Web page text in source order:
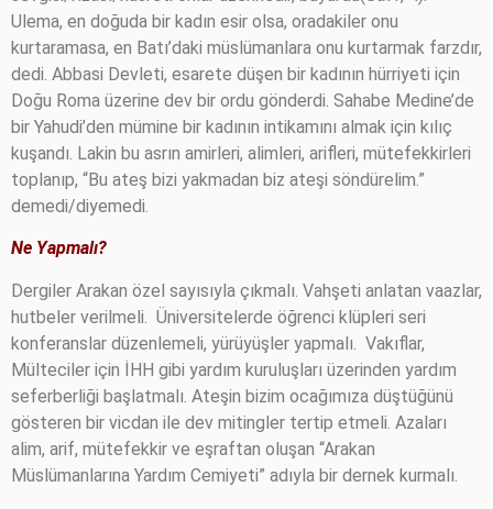
Ulema, en doğuda bir kadın esir olsa, oradakiler onu
kurtaramasa, en Batı’daki müslümanlara onu kurtarmak farzdır,
dedi. Abbasi Devleti, esarete düşen bir kadının hürriyeti için
Doğu Roma üzerine dev bir ordu gönderdi. Sahabe Medine’de
bir Yahudi’den mümine bir kadının intikamını almak için kılıç
kuşandı. Lakin bu asrın amirleri, alimleri, arifleri, mütefekkirleri
toplanıp, “Bu ateş bizi yakmadan biz ateşi söndürelim.”
demedi/diyemedi.
Ne Yapmalı?
Dergiler Arakan özel sayısıyla çıkmalı. Vahşeti anlatan vaazlar,
hutbeler verilmeli.
Üniversitelerde öğrenci klüpleri seri
konferanslar düzenlemeli, yürüyüşler yapmalı.
Vakıflar,
Mülteciler için İHH gibi yardım kuruluşları üzerinden yardım
seferberliği başlatmalı. Ateşin bizim ocağımıza düştüğünü
gösteren bir vicdan ile dev mitingler tertip etmeli. Azaları
alim, arif, mütefekkir ve eşraftan oluşan “Arakan
Müslümanlarına Yardım Cemiyeti” adıyla bir dernek kurmalı.